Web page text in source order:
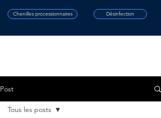
Chenilles processionnaires Désinfection
Post
Tous les posts